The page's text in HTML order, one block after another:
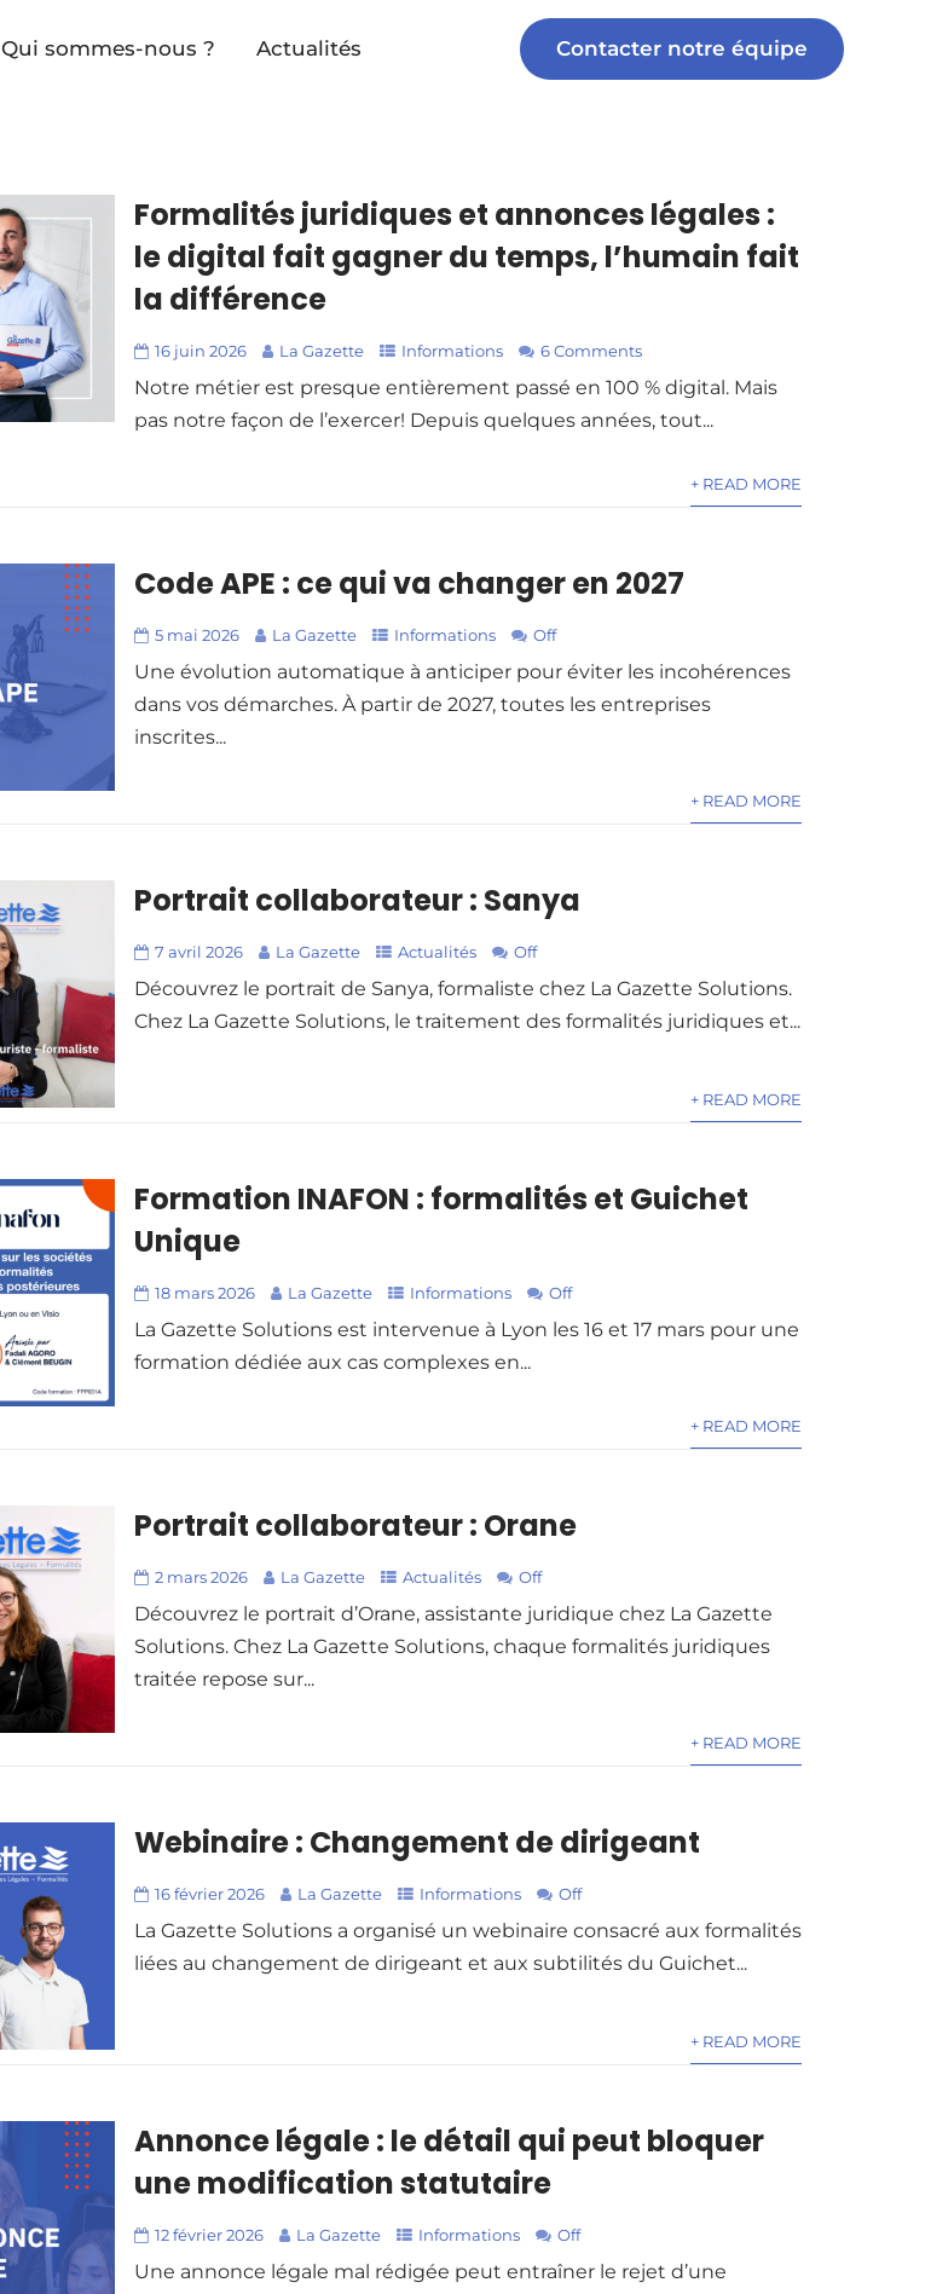
Qui sommes-nous ? Actualités Contacter notre équipe
Formalités juridiques et annonces légales :
le digital fait gagner du temps, l’humain fait
la différence
16 juin 2026 La Gazette Informations 6 Comments
Notre métier est presque entièrement passé en 100 % digital. Mais
pas notre façon de l’exercer! Depuis quelques années, tout...
+ READ MORE
Code APE : ce qui va changer en 2027
5 mai 2026 La Gazette Informations Off
Une évolution automatique à anticiper pour éviter les incohérences
dans vos démarches. À partir de 2027, toutes les entreprises
inscrites...
+ READ MORE
Portrait collaborateur : Sanya
7 avril 2026 La Gazette Actualités Off
Découvrez le portrait de Sanya, formaliste chez La Gazette Solutions.
Chez La Gazette Solutions, le traitement des formalités juridiques et...
+ READ MORE
Formation INAFON : formalités et Guichet
Unique
18 mars 2026 La Gazette Informations Off
La Gazette Solutions est intervenue à Lyon les 16 et 17 mars pour une
formation dédiée aux cas complexes en...
+ READ MORE
Portrait collaborateur : Orane
2 mars 2026 La Gazette Actualités Off
Découvrez le portrait d’Orane, assistante juridique chez La Gazette
Solutions. Chez La Gazette Solutions, chaque formalités juridiques
traitée repose sur...
+ READ MORE
Webinaire : Changement de dirigeant
16 février 2026 La Gazette Informations Off
La Gazette Solutions a organisé un webinaire consacré aux formalités
liées au changement de dirigeant et aux subtilités du Guichet...
+ READ MORE
Annonce légale : le détail qui peut bloquer
une modification statutaire
12 février 2026 La Gazette Informations Off
Une annonce légale mal rédigée peut entraîner le rejet d’une